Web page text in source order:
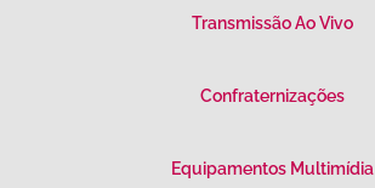
Transmissão Ao Vivo
Confraternizações
Equipamentos Multimídia